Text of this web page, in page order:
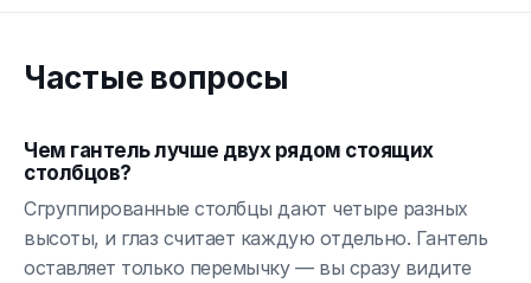
Частые вопросы
Чем гантель лучше двух рядом стоящих
столбцов?
Сгруппированные столбцы дают четыре разных
высоты, и глаз считает каждую отдельно. Гантель
оставляет только перемычку — вы сразу видите